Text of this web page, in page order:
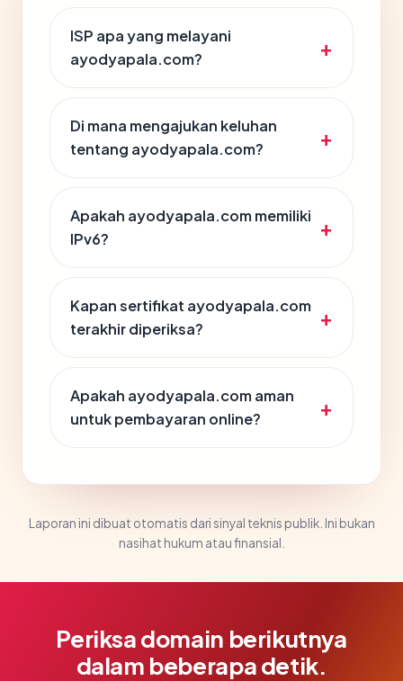
ISP apa yang melayani
ayodyapala.com?
Di mana mengajukan keluhan
tentang ayodyapala.com?
Apakah ayodyapala.com memiliki
IPv6?
Kapan sertifikat ayodyapala.com
terakhir diperiksa?
Apakah ayodyapala.com aman
untuk pembayaran online?
Laporan ini dibuat otomatis dari sinyal teknis publik. Ini bukan
nasihat hukum atau finansial.
Periksa domain berikutnya
dalam beberapa detik.